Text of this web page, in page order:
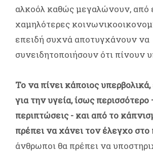
αλκοόλ καθώς μεγαλώνουν, από
χαμηλότερες
επειδή συχνά αποτυγχάνουν να
συνειδητοποιήσουν ότι πίνουν
Το να πίνει κάποιος
για την υγεία, ίσως
περιπτώσεις - και από το
πρέπει να χάνει τον έλεγχο στο
άνθρωποι θα πρέπει να